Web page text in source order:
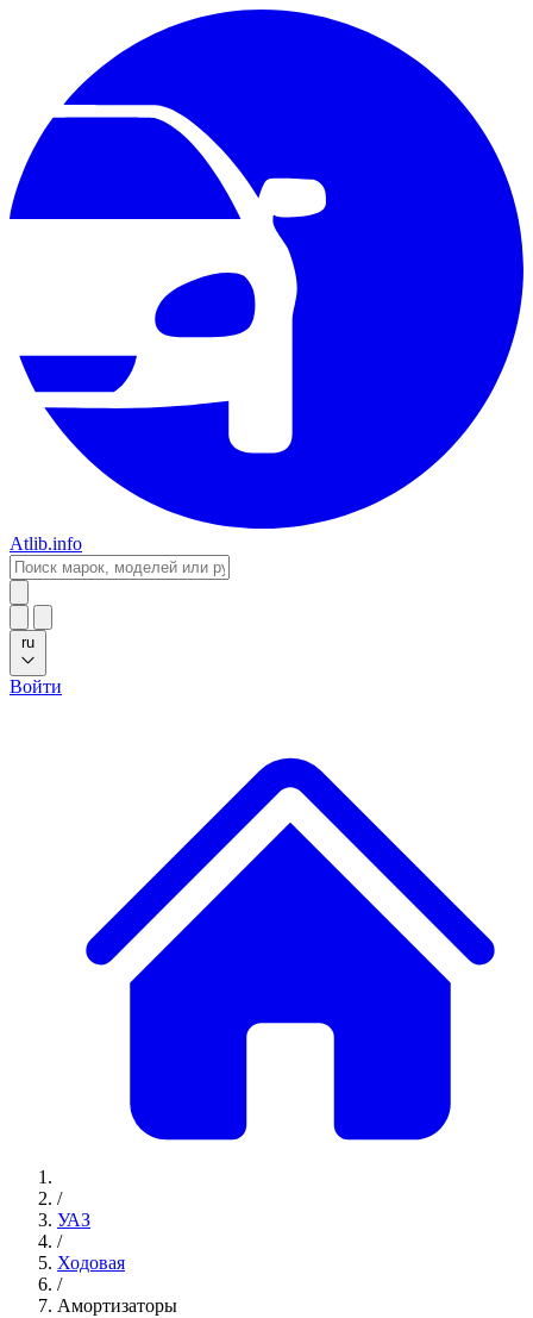
Atlib.info
ru
Войти
/
УАЗ
/
Ходовая
/
Амортизаторы